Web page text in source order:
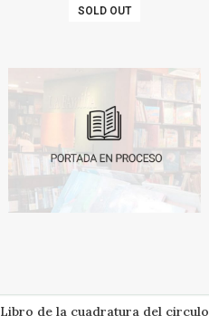
SOLD OUT
LEER MÁS
Libro de la cuadratura del circulo